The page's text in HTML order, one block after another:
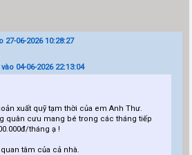
06-2026 10:28:27
04-06-2026 22:13:04
xuất quỹ tạm thời của em Anh Thư.
quân cưu mang bé trong các tháng tiếp
tháng ạ !
tâm của cả nhà.